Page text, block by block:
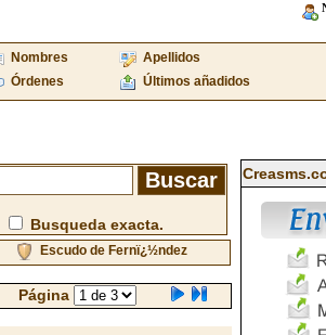
Nombres Apellidos
Órdenes Últimos añadidos
Busqueda exacta.
Escudo de Fernï¿½ndez
Página